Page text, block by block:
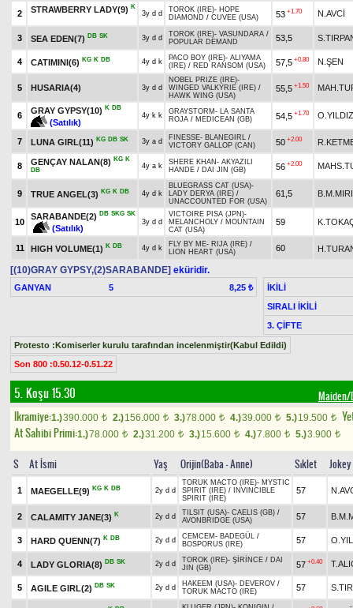
2 STRAWBERRY LADY(9) K
3y d d TOROK (IRE)- HOPE
DIAMOND / CUVEE (USA) 53 +1.70 N.AVCİ
3 SEA EDEN(7) DB SK 3y d d TOROK (IRE)- VASUNDARA /
POPULAR DEMAND
53,5
4 CATIMINI(6) KG K DB 4y d k PACO BOY (IRE)- ALIYAMA
(IRE) / RED RANSOM (USA) 57,5 +0.80 N.ŞEN
5 HUSARIA(4) 3y d d
NOBEL PRIZE (IRE)-
WINGED VALKYRIE (IRE) /
HAWK WING (USA)
55,5 +1.50
6
GRAY GYPSY(10) K DB
(Satılık)
4y k k GRAYSTORM - LA SANTA
ROJA / MEDICEAN (GB) 54,5 +1.70 O.YILDIZ
7 LUNA GIRL(11) KG DB SK 3y a d FINESSE- BLANEGIRL /
VICTORY GALLOP (CAN)
50 +2.00
8 GENÇAY NALAN(8) KG K
DB
4y a k SHERE KHAN - AKYAZILI
HANDE / DAI JIN (GB) 56 +2.00
9 TRUE ANGEL(3) KG K DB 4y d k
BLUEGRASS CAT (USA)-
LADY DERYA (IRE) /
UNACCOUNTED FOR (USA)
61,5
10
SARABANDE(2) DB SKG SK
(Satılık)
3y d d
VICTOIRE PISA (JPN)-
MELANCHOLY / MOUNTAIN
CAT (USA)
59
11 HIGH VOLUME(1) K DB 4y d k FLY BY ME- RIJA (IRE) /
LION HEART (USA)
60
[(10)GRAY GYPSY,(2)SARABANDE] eküridir.
GANYAN 5 8,25 ₺
İKİLİ
SIRALI İKİLİ
3. ÇİFTE
Protesto :Komiserler kurulu tarafından incelenmiştir(Kabul Edildi)
Son 800 :0.50.12-0.51.22
5. Koşu 15.30 Maiden/
Ikramiye:1.)390.000 t 2.)156.000 t 3.)78.000 t 4.)39.000 t 5.)19.500 t
At Sahibi Primi:1.)78.000 t 2.)31.200 t 3.)15.600 t 4.)7.800 t 5.)3.900 t
S At İsmi Yaş Orijin(Baba - Anne) Sıklet Jokey
1 MAEGELLE(9) KG K DB 2y d d
TORUK MACTO (IRE)- MYSTIC
SPIRIT (IRE) /
INVINCIBLE
SPIRIT (IRE)
57
2 CALAMITY JANE(3) K 2y d d TILSIT (USA)- CAELIS (GB) /
AVONBRIDGE (USA)
57
3 HARD QUENN(7) K DB 2y d d CEMCEM - BADEGÜL /
BOSPORUS (IRE)
57
4 LADY GLORIA(8) DB SK 2y d d TOROK (IRE)- ŞİRİNCE / DAI
JIN (GB)
57 +0.40
5 AGILE GIRL(2) DB SK 2y d d HAKEEM (USA)- DEVEROV /
TORUK MACTO (IRE)
57